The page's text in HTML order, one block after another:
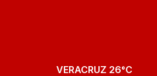
VERACRUZ 26°C